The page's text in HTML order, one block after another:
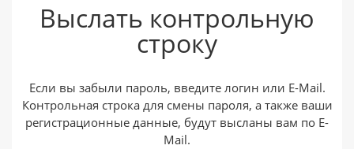
Запомнить меня на этом
компьютере
Забыли свой пароль?
или войдите с помощью
Выслать контрольную
строку
Если вы забыли пароль, введите логин или E-Mail.
Контрольная строка для смены пароля, а также ваши
регистрационные данные, будут высланы вам по E-
Mail.